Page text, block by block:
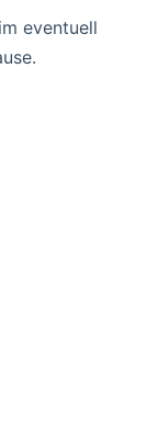
eventuell